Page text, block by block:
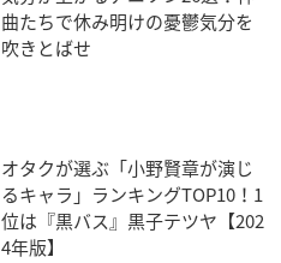
曲たちで休み明けの憂鬱気分を
吹きとばせ
オタクが選ぶ「小野賢章が演じ
るキャラ」ランキングTOP10！1
位は『黒バス』黒子テツヤ【202
4年版】